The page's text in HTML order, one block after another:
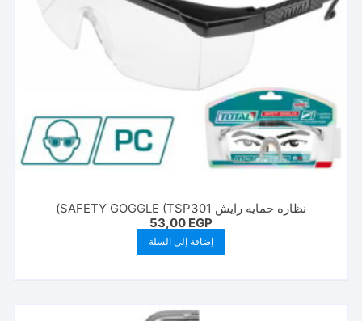
نظاره حمايه رايش SAFETY GOGGLE (TSP301)
53,00 EGP
إضافة إلى السلة